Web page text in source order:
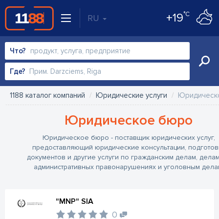
RU +19°C
Что?
Где?
1188 каталог компаний Юридические услуги
Юридическое бюро
Юридическое бюро - поставщик юридических услуг,
предоставляющий юридические консультации,
документов и другие услуги по гражданским делам,
административных правонарушениях и уголовным
"MNP" SIA
0